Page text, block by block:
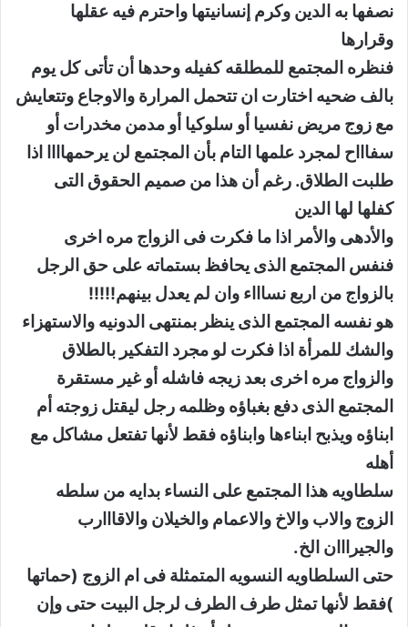
نصفها به الدين وكرم إنسانيتها واحترم فيه عقلها
وقرارها
فنظره المجتمع للمطلقه كفيله وحدها أن تأتى كل يوم
بالف ضحيه اختارت ان تتحمل المرارة والاوجاع وتتعايش
مع زوج مريض نفسيا أو سلوكيا أو مدمن مخدرات أو
سفاااح لمجرد علمها التام بأن المجتمع لن يرحمهاااا اذا
طلبت الطلاق. رغم أن هذا من صميم الحقوق التى
كفلها لها الدين
والأدهى والأمر اذا ما فكرت فى الزواج مره اخرى
فنفس المجتمع الذى يحافظ بستماته على حق الرجل
بالزواج من اربع نساااء وان لم يعدل بينهم!!!!!
هو نفسه المجتمع الذى ينظر بمنتهى الدونيه والاستهزاء
والشك للمرأة اذا فكرت لو مجرد التفكير بالطلاق
والزواج مره اخرى بعد زيجه فاشله أو غير مستقرة
المجتمع الذى دفع بغباؤه وظلمه رجل ليقتل زوجته أم
ابناؤه ويذبح ابناءها وابناؤه فقط لأنها تفتعل مشاكل مع
أهله
سلطاويه هذا المجتمع على النساء بدايه من سلطه
الزوج والاب والاخ والاعمام والخيلان والاقااارب
والجيرااان الخ.
حتى السلطاويه النسويه المتمثلة فى ام الزوج (حماتها
)فقط لأنها تمثل طرف الطرف لرجل البيت حتى وإن